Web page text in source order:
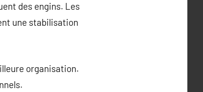
des engins. Les
une stabilisation
organisation.